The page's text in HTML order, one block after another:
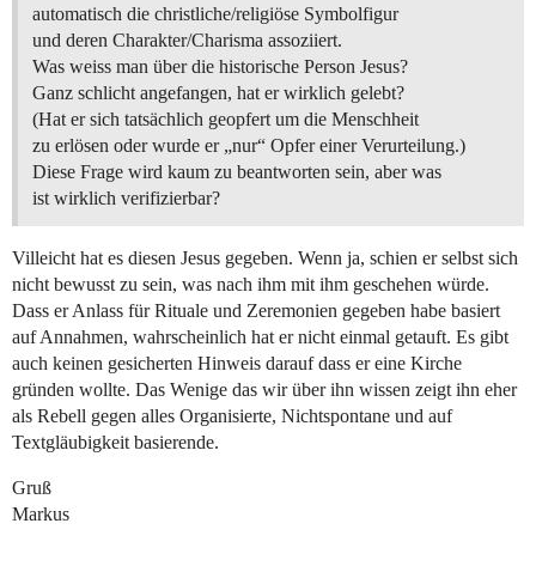
automatisch die christliche/religiöse Symbolfigur
und deren Charakter/Charisma assoziiert.
Was weiss man über die historische Person Jesus?
Ganz schlicht angefangen, hat er wirklich gelebt?
(Hat er sich tatsächlich geopfert um die Menschheit
zu erlösen oder wurde er „nur“ Opfer einer Verurteilung.)
Diese Frage wird kaum zu beantworten sein, aber was
ist wirklich verifizierbar?
Villeicht hat es diesen Jesus gegeben. Wenn ja, schien er selbst sich
nicht bewusst zu sein, was nach ihm mit ihm geschehen würde.
Dass er Anlass für Rituale und Zeremonien gegeben habe basiert
auf Annahmen, wahrscheinlich hat er nicht einmal getauft. Es gibt
auch keinen gesicherten Hinweis darauf dass er eine Kirche
gründen wollte. Das Wenige das wir über ihn wissen zeigt ihn eher
als Rebell gegen alles Organisierte, Nichtspontane und auf
Textgläubigkeit basierende.
Gruß
Markus